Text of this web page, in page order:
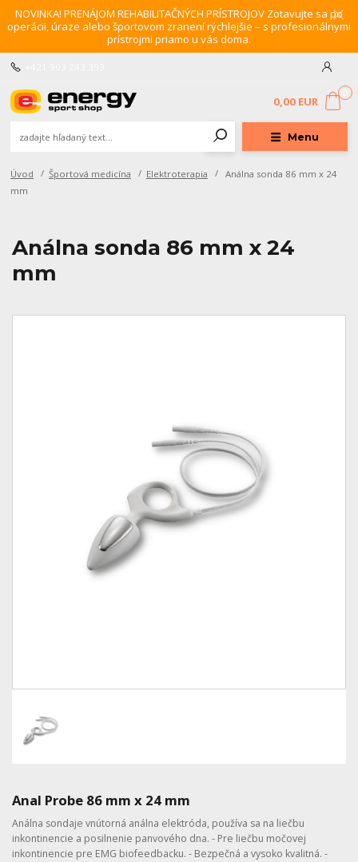
NOVINKA! PRENÁJOM REHABILITAČNÝCH PRÍSTROJOV Zotavujte sa po
operácii, úraze alebo športovom zranení rýchlejšie – s profesionálnymi
prístrojmi priamo u vás doma.
Menu
0,00 EUR
Úvod Športová medicína Elektroterapia
Análna sonda 86 mm x 24
mm
Análna sonda 86 mm x 24
mm
Anal Probe 86 mm x 24 mm
Análna sondaje vnútorná análna elektróda, používa sa na liečbu
inkontinencie a posilnenie panvového dna. - Pre liečbu močovej
inkontinencie pre EMG biofeedbacku. - Bezpečná a vysoko kvalitná. -